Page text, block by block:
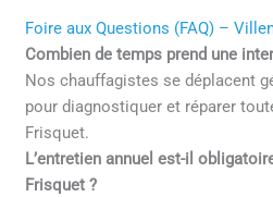
Foire aux Questions (FAQ) –
Combien de temps prend une
Nos chauffagistes se déplacent
pour diagnostiquer et réparer
Frisquet.
L’entretien annuel est-il
Frisquet ?